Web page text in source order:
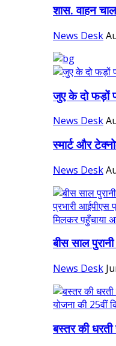
शास. वाहन
News Desk
जुए के दो फड़ों
News Desk
स्मार्ट और
News Desk
बीस साल
News Desk
बस्तर की